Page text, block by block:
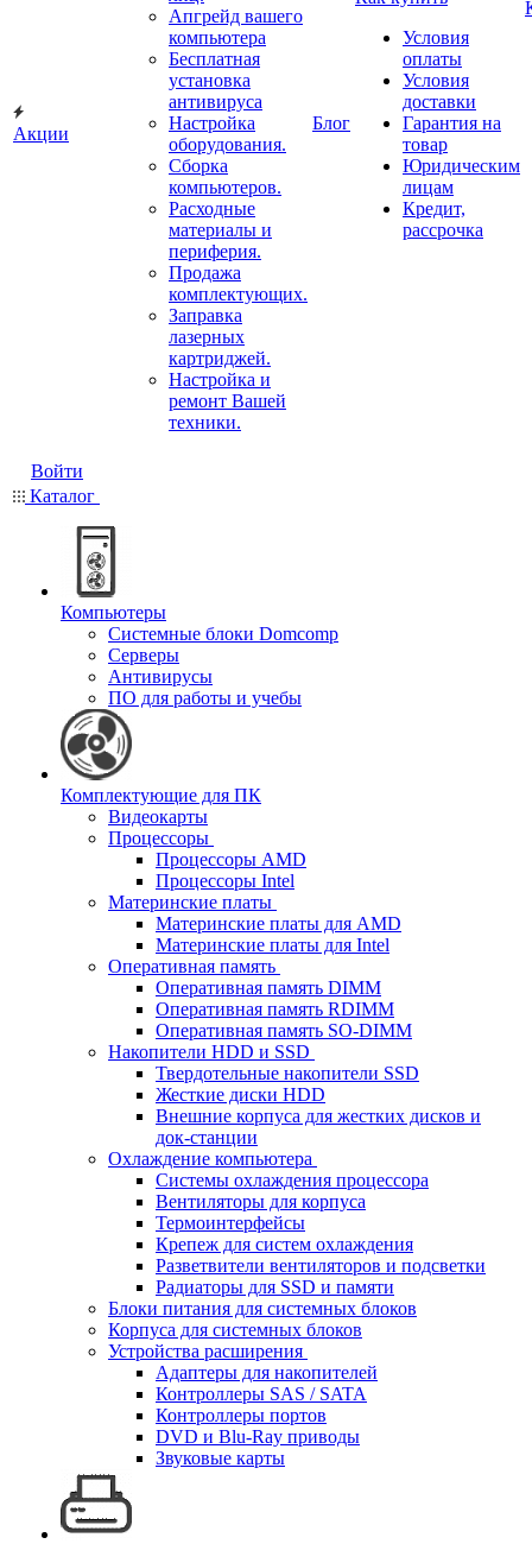
Акции
Апгрейд вашего
компьютера
Бесплатная
установка
антивируса
Настройка
оборудования.
Сборка
компьютеров.
Расходные
материалы и
периферия.
Продажа
комплектующих.
Заправка
лазерных
картриджей.
Настройка и
ремонт Вашей
техники.
Блог
Условия
оплаты
Условия
доставки
Гарантия на
товар
Юридическим
лицам
Кредит,
рассрочка
Войти
Каталог
Компьютеры
Системные блоки Domcomp
Серверы
Антивирусы
ПО для работы и учебы
Комплектующие для ПК
Видеокарты
Процессоры
Процессоры AMD
Процессоры Intel
Материнские платы
Материнские платы для AMD
Материнские платы для Intel
Оперативная память
Оперативная память DIMM
Оперативная память RDIMM
Оперативная память SO-DIMM
Накопители HDD и SSD
Твердотельные накопители SSD
Жесткие диски HDD
Внешние корпуса для жестких дисков и
док-станции
Охлаждение компьютера
Системы охлаждения процессора
Вентиляторы для корпуса
Термоинтерфейсы
Крепеж для систем охлаждения
Разветвители вентиляторов и подсветки
Радиаторы для SSD и памяти
Блоки питания для системных блоков
Корпуса для системных блоков
Устройства расширения
Адаптеры для накопителей
Контроллеры SAS / SATA
Контроллеры портов
DVD и Blu-Ray приводы
Звуковые карты